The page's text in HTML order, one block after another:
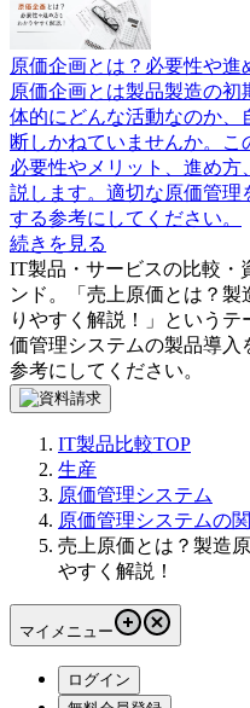
原価企画とは？必要性や進
原価企画とは製品製造の
体的にどんな活動なのか、
断しかねていませんか。
必要性やメリット、進め
説します。適切な原価管
する参考にしてください。
続きを見る
IT製品・サービスの比較・
ンド。「 売上原価とは？製
りやすく解説！
」というテ
価管理システムの製品導入
参考にしてください。
IT製品比較TOP
生産
原価管理システム
原価管理システムの
売上原価とは？製造
やすく解説！
マイメニュー
ログイン